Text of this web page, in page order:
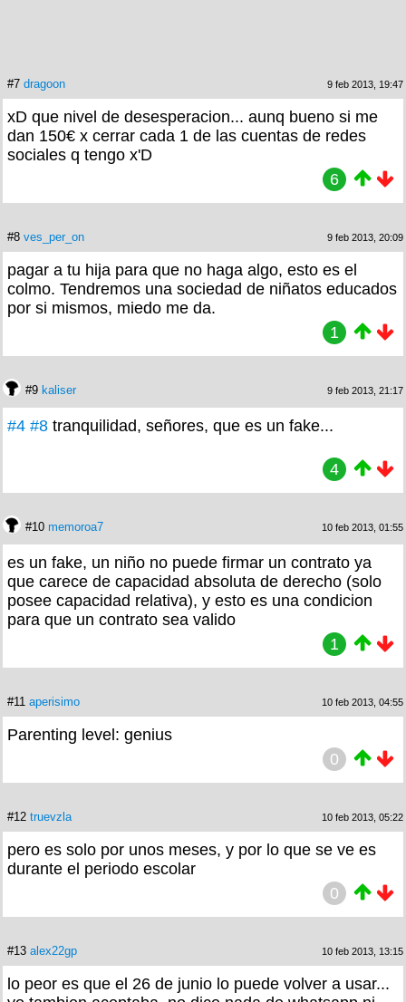
#7 dragoon 9 feb 2013, 19:47
xD que nivel de desesperacion... aunq bueno si me
dan 150€ x cerrar cada 1 de las cuentas de redes
sociales q tengo x'D
6
#8 ves_per_on 9 feb 2013, 20:09
pagar a tu hija para que no haga algo, esto es el
colmo. Tendremos una sociedad de niñatos educados
por si mismos, miedo me da.
1
#9 kaliser 9 feb 2013, 21:17
#4 #8 tranquilidad, señores, que es un fake...
4
#10 memoroa7 10 feb 2013, 01:55
es un fake, un niño no puede firmar un contrato ya
que carece de capacidad absoluta de derecho (solo
posee capacidad relativa), y esto es una condicion
para que un contrato sea valido
1
#11 aperisimo 10 feb 2013, 04:55
Parenting level: genius
0
#12 truevzla 10 feb 2013, 05:22
pero es solo por unos meses, y por lo que se ve es
durante el periodo escolar
0
#13 alex22gp 10 feb 2013, 13:15
lo peor es que el 26 de junio lo puede volver a usar...